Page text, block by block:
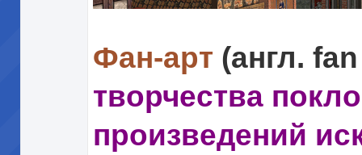
Фан-арт (англ.
творчества
произведений